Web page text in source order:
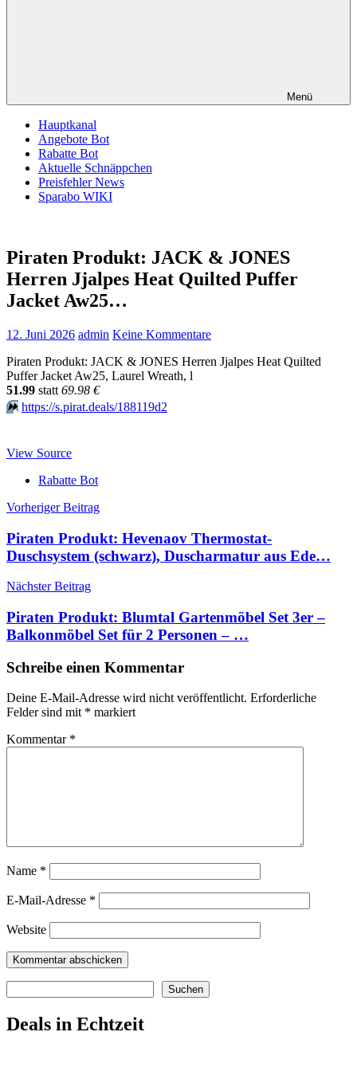
Menü
Hauptkanal
Angebote Bot
Rabatte Bot
Aktuelle Schnäppchen
Preisfehler News
Sparabo WIKI
Piraten Produkt: JACK & JONES
Herren Jjalpes Heat Quilted Puffer
Jacket Aw25…
12. Juni 2026 admin Keine Kommentare
Piraten Produkt: JACK & JONES Herren Jjalpes Heat Quilted
Puffer Jacket Aw25, Laurel Wreath, l
51.99 statt 69.98 €
⏩️ https://s.pirat.deals/188119d2
View Source
Rabatte Bot
Beitragsnavigation
Vorheriger Beitrag
Piraten Produkt: Hevenaov Thermostat-
Duschsystem (schwarz), Duscharmatur aus Ede…
Nächster Beitrag
Piraten Produkt: Blumtal Gartenmöbel Set 3er –
Balkonmöbel Set für 2 Personen – …
Schreibe einen Kommentar
Deine E-Mail-Adresse wird nicht veröffentlicht. Erforderliche
Felder sind mit * markiert
Kommentar *
Name *
E-Mail-Adresse *
Website
Suchen
Deals in Echtzeit